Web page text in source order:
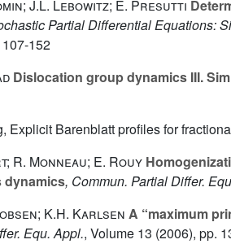
J.L. Lebowitz; E. Presutti
Partial Differential Equations:
152
Dislocation group dynamics III.
Explicit Barenblatt profiles for
R. Monneau; E. Rouy
dynamics, Commun. Partial Differ.
K.H. Karlsen A “maximum
Equ. Appl., Volume 13 (2006), pp.